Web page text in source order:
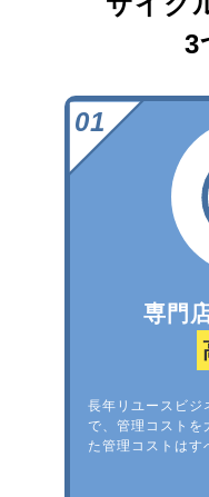
3
専門
長年リユースビジ
で、管理コストを
た管理コストはす